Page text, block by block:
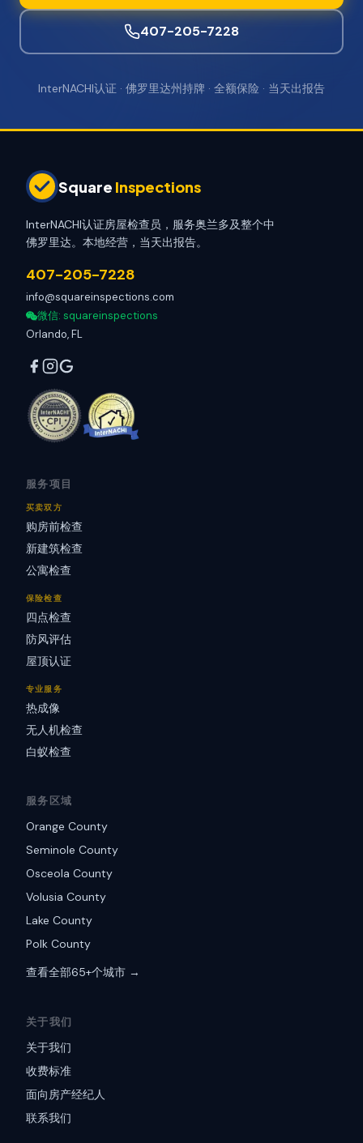
407-205-7228
InterNACHI认证 · 佛罗里达州持牌 · 全额保险 · 当天出报告
Square Inspections
InterNACHI认证房屋检查员，服务奥兰多及整个中
佛罗里达。本地经营，当天出报告。
407-205-7228
info@squareinspections.com
微信: squareinspections
Orlando, FL
服务项目
买卖双方
购房前检查
新建筑检查
公寓检查
保险检查
四点检查
防风评估
屋顶认证
专业服务
热成像
无人机检查
白蚁检查
服务区域
Orange County
Seminole County
Osceola County
Volusia County
Lake County
Polk County
查看全部65+个城市 →
关于我们
关于我们
收费标准
面向房产经纪人
联系我们